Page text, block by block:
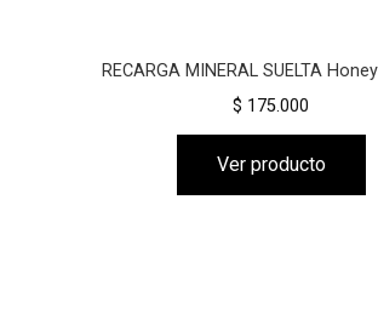
RECARGA MINERAL SUELTA
$ 175.000
Ver producto